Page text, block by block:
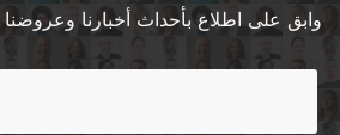
وابق على اطلاع بأحداث أخبارنا وعروضنا